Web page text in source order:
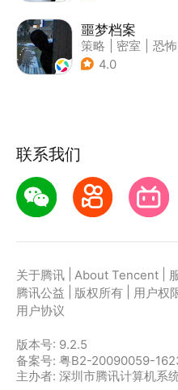
噩梦档案
策略 密室
恐怖
| 暗黑
4.0
联系我们
关于腾讯 About Tencent
腾讯公益
版权所有 用户权
用户协议
版本号: 9.2.5
备案号: 粤B2-20090059-
主办者: 深圳市腾讯计算机系